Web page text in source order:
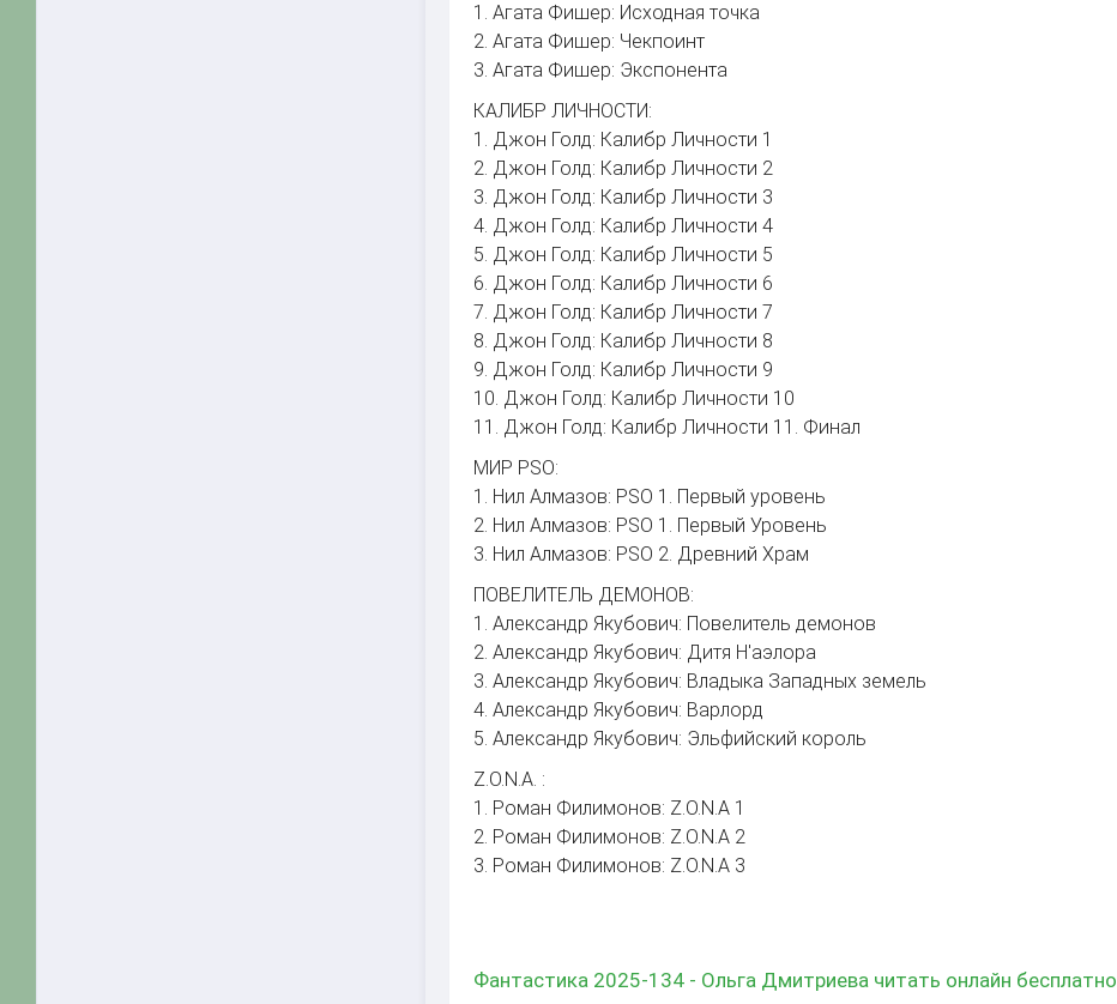
1. Агата Фишер: Исходная точка
2. Агата Фишер: Чекпоинт
3. Агата Фишер: Экспонента
КАЛИБР ЛИЧНОСТИ:
1. Джон Голд: Калибр Личности 1
2. Джон Голд: Калибр Личности 2
3. Джон Голд: Калибр Личности 3
4. Джон Голд: Калибр Личности 4
5. Джон Голд: Калибр Личности 5
6. Джон Голд: Калибр Личности 6
7. Джон Голд: Калибр Личности 7
8. Джон Голд: Калибр Личности 8
9. Джон Голд: Калибр Личности 9
10. Джон Голд: Калибр Личности 10
11. Джон Голд: Калибр Личности 11. Финал
МИР PSO:
1. Нил Алмазов: PSO 1. Первый уровень
2. Нил Алмазов: PSO 1. Первый Уровень
3. Нил Алмазов: PSO 2. Древний Храм
ПОВЕЛИТЕЛЬ ДЕМОНОВ:
1. Александр Якубович: Повелитель демонов
2. Александр Якубович: Дитя Н'аэлора
3. Александр Якубович: Владыка Западных земель
4. Александр Якубович: Варлорд
5. Александр Якубович: Эльфийский король
Z.O.N.A. :
1. Роман Филимонов: Z.O.N.A 1
2. Роман Филимонов: Z.O.N.A 2
3. Роман Филимонов: Z.O.N.A 3
Фантастика 2025-134 - Ольга Дмитриева читать онлайн бесплатно